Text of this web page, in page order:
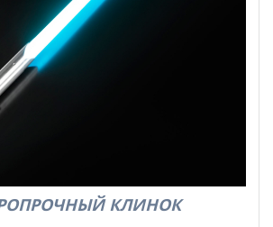
КЛИНОК